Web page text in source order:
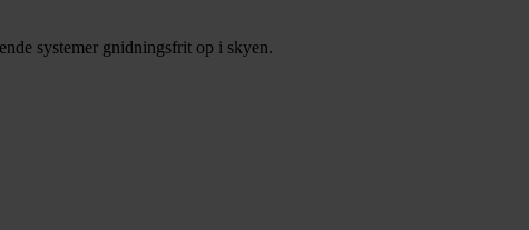
systemer gnidningsfrit op i skyen.